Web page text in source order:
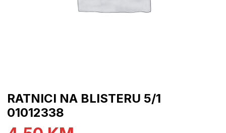
RATNICI NA BLISTERU 5/1
01012338